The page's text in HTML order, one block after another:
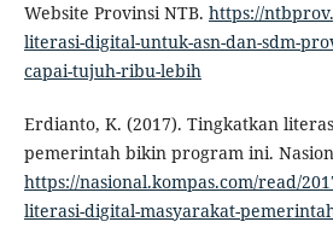
Website Provinsi NTB. https://
literasi-digital-untuk-asn-dan-sdm-
capai-tujuh-ribu-lebih
Erdianto, K. (2017). Tingkatkan
pemerintah bikin program ini.
https://nasional.kompas.com/read/
literasi-digital-masyarakat-